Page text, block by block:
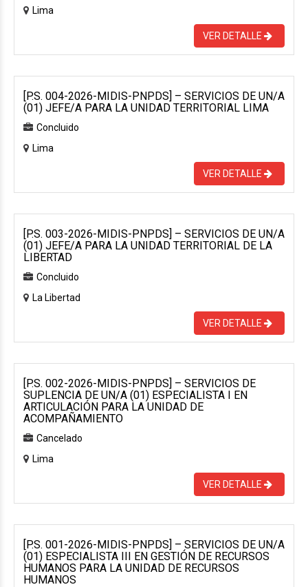
Lima
VER DETALLE
[P.S. 004-2026-MIDIS-PNPDS] – SERVICIOS DE UN/A
(01) JEFE/A PARA LA UNIDAD TERRITORIAL LIMA
Concluido
Lima
VER DETALLE
[P.S. 003-2026-MIDIS-PNPDS] – SERVICIOS DE UN/A
(01) JEFE/A PARA LA UNIDAD TERRITORIAL DE LA
LIBERTAD
Concluido
La Libertad
VER DETALLE
[P.S. 002-2026-MIDIS-PNPDS] – SERVICIOS DE
SUPLENCIA DE UN/A (01) ESPECIALISTA I EN
ARTICULACIÓN PARA LA UNIDAD DE
ACOMPAÑAMIENTO
Cancelado
Lima
VER DETALLE
[P.S. 001-2026-MIDIS-PNPDS] – SERVICIOS DE UN/A
(01) ESPECIALISTA III EN GESTIÓN DE RECURSOS
HUMANOS PARA LA UNIDAD DE RECURSOS
HUMANOS